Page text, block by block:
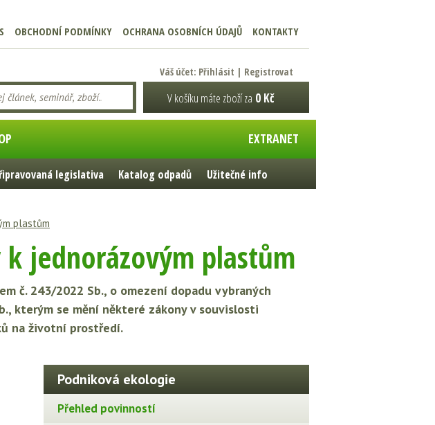
OBCHODNÍ PODMÍNKY OCHRANA OSOBNÍCH ÚDAJŮ KONTAKTY
Váš účet: Přihlásit | Registrovat
V košíku máte zboží za 0 Kč
EXTRANET
legislativa Katalog odpadů Užitečné info
plastům
jednorázovým plastům
č. 243/2022 Sb., o omezení dopadu vybraných
kterým se mění některé zákony v souvislosti
na životní prostředí.
Podniková ekologie
Přehled povinností